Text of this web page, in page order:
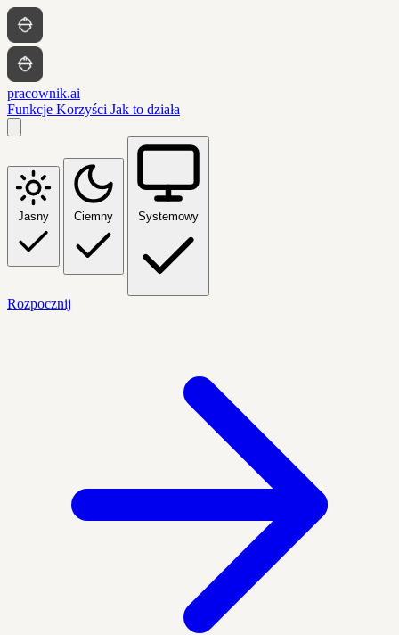
pracownik.ai
Funkcje Korzyści Jak to działa
Jasny Ciemny Systemowy
Rozpocznij